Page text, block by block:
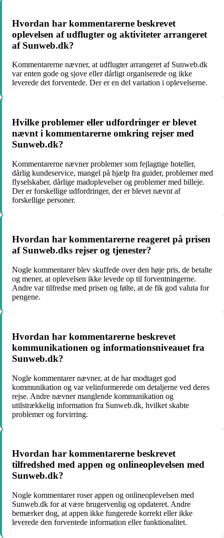
Hvordan har kommentarerne beskrevet
oplevelsen af udflugter og aktiviteter arrangeret
af Sunweb.dk?
Kommentarerne nævner, at udflugter arrangeret af Sunweb.dk
var enten gode og sjove eller dårligt organiserede og ikke
leverede det forventede. Der er en del variation i oplevelserne.
Hvilke problemer eller udfordringer er blevet
nævnt i kommentarerne omkring rejser med
Sunweb.dk?
Kommentarerne nævner problemer som fejlagtige hoteller,
dårlig kundeservice, mangel på hjælp fra guider, problemer med
flyselskaber, dårlige madoplevelser og problemer med billeje.
Der er forskellige udfordringer, der er blevet nævnt af
forskellige personer.
Hvordan har kommentarerne reageret på prisen
af ​​Sunweb.dks rejser og tjenester?
Nogle kommentarer blev skuffede over den høje pris, de betalte
og mener, at oplevelsen ikke levede op til forventningerne.
Andre var tilfredse med prisen og følte, at de fik god valuta for
pengene.
Hvordan har kommentarerne beskrevet
kommunikationen og informationsniveauet fra
Sunweb.dk?
Nogle kommentarer nævner, at de har modtaget god
kommunikation og var velinformerede om detaljerne ved deres
rejse. Andre nævner manglende kommunikation og
utilstrækkelig information fra Sunweb.dk, hvilket skabte
problemer og forvirring.
Hvordan har kommentarerne beskrevet
tilfredshed med appen og onlineoplevelsen med
Sunweb.dk?
Nogle kommentarer roser appen og onlineoplevelsen med
Sunweb.dk for at være brugervenlig og opdateret. Andre
bemærker dog, at appen ikke fungerede korrekt eller ikke
leverede den forventede information eller funktionalitet.